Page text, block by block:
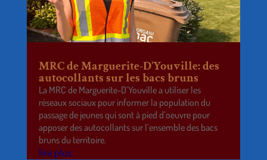
MRC de Marguerite-D’Youville: des
autocollants sur les bacs bruns
La MRC de Marguerite-D’Youville a utiliser les
réseaux sociaux pour informer la population du
passage de jeunes qui sont à pied d’oeuvre pour
apposer des autocollants sur l’ensemble des bacs
bruns du territoire.
lire plus